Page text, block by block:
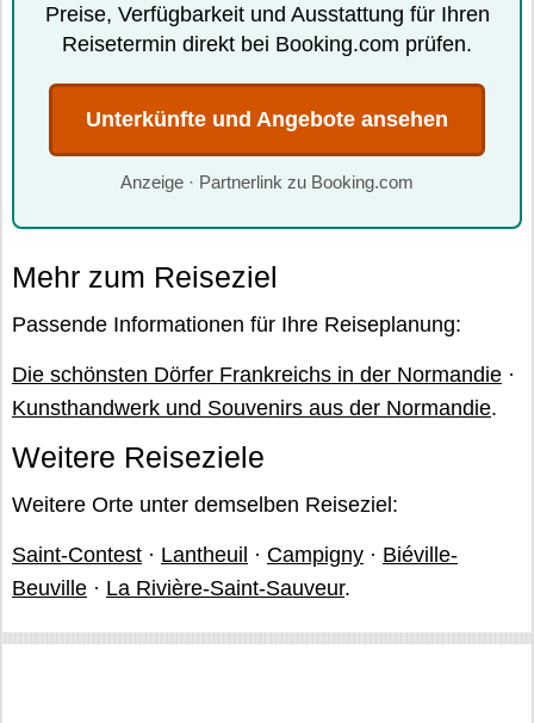
Preise, Verfügbarkeit und Ausstattung für Ihren
Reisetermin direkt bei Booking.com prüfen.
Unterkünfte und Angebote ansehen
Anzeige · Partnerlink zu Booking.com
Mehr zum Reiseziel
Passende Informationen für Ihre Reiseplanung:
Die schönsten Dörfer Frankreichs in der Normandie ·
Kunsthandwerk und Souvenirs aus der Normandie.
Weitere Reiseziele
Weitere Orte unter demselben Reiseziel:
Saint-Contest · Lantheuil · Campigny · Biéville-
Beuville · La Rivière-Saint-Sauveur.